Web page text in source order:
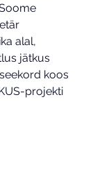
alal,
jätkus
koos
projekti